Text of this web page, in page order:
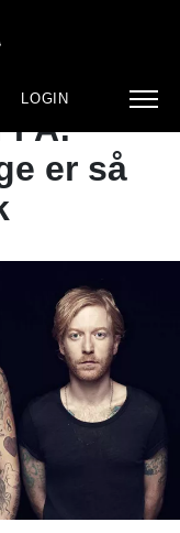
LOGINBiffy
er så